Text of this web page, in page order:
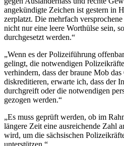
angekündigte Zeichen ist gestern in
zerplatzt. Die mehrfach
nicht nur eine leere Worthülse sein,
durchgesetzt werden.“
„Wenn es der Polizeiführung
gelingt, die notwendigen
verhindern, dass der braune Mob
diskreditieren, erwarte ich, dass der
durchgreift oder die notwendigen
gezogen werden.“
„Es muss geprüft werden, ob im
längere Zeit eine ausreichende Zahl
wird, um die sächsischen
unterstützen.“